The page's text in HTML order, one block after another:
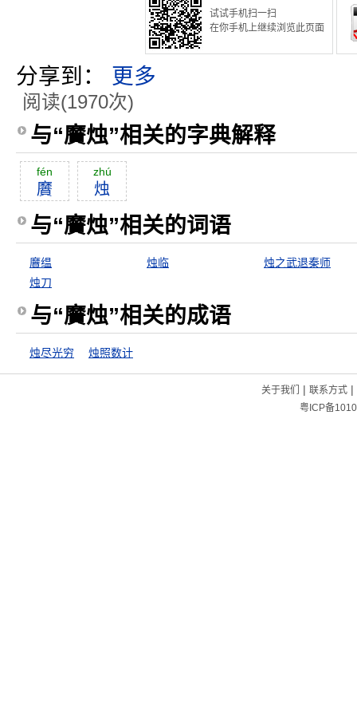
试试手机扫一扫
在你手机上继续浏览此页面
分享到： 更多
阅读(1970次)
与“黂烛”相关的字典解释
fén
黂
zhú
烛
与“黂烛”相关的词语
黂缊 烛临
烛之武退秦师
烛刀
与“黂烛”相关的成语
烛尽光穷 烛照数计
关于我们 | 联系方式|
粤ICP备